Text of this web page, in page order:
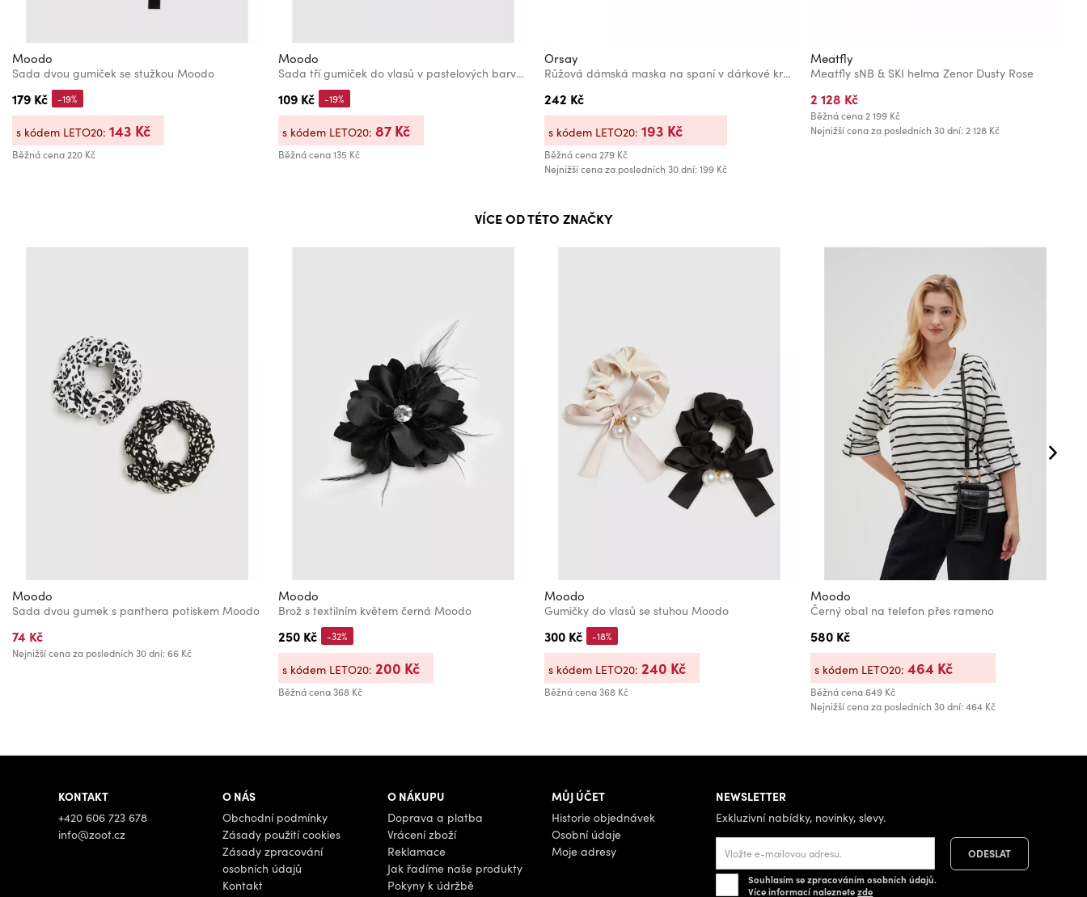
Moodo
Sada dvou gumiček se stužkou Moodo
179 Kč
Běžná cena220 Kč
-19%
s kódem LETO20: 143 Kč
Moodo
Sada tří gumiček do vlasů v pastelových barvách Moodo
109 Kč
Běžná cena135 Kč
-19%
s kódem LETO20: 87 Kč
Orsay
Růžová dámská maska na spaní v dárkové krabičce ORSAY
242 Kč
Běžná cena279 Kč
Nejnižší cena za posledních 30 dní: 199 Kč
s kódem LETO20: 193 Kč
Meatfly
Meatfly sNB & SKI helma Zenor Dusty Rose
2 128 Kč
Běžná cena2 199 Kč
Nejnižší cena za posledních 30 dní: 2 128 Kč
VÍCE OD TÉTO ZNAČKY
Moodo
Sada dvou gumek s panthera potiskem Moodo
74 Kč
Nejnižší cena za posledních 30 dní: 66 Kč
Moodo
Brož s textilním květem černá Moodo
250 Kč
Běžná cena368 Kč
-32%
s kódem LETO20: 200 Kč
Moodo
Gumičky do vlasů se stuhou Moodo
300 Kč
Běžná cena368 Kč
-18%
s kódem LETO20: 240 Kč
Moodo
Černý obal na telefon přes rameno
580 Kč
Běžná cena649 Kč
Nejnižší cena za posledních 30 dní: 464 Kč
s kódem LETO20: 464 Kč
KONTAKT
+420 606 723 678
info@zoot.cz
O NÁS
Obchodní podmínky
Zásady použití cookies
Zásady zpracování
osobních údajů
Kontakt
O NÁKUPU
Doprava a platba
Vrácení zboží
Reklamace
Jak řadíme naše produkty
Pokyny k údržbě
MŮJ ÚČET
Historie objednávek
Osobní údaje
Moje adresy
NEWSLETTER
Exkluzivní nabídky, novinky, slevy.
Souhlasím se zpracováním osobních údajů.
Více informací naleznetezde